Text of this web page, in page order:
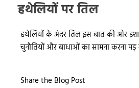
हथेलियों पर तिल
हथेलियों के अंदर तिल इस बात की ओर
चुनौतियों और बाधाओं का सामना करना
Share the Blog Post